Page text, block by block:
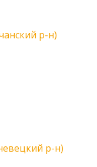
р-н)
р-н)